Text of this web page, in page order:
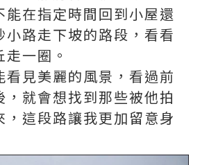
能在指定時間回到小屋還
小路走下坡的路段，看看
一圈。
看見美麗的風景，看過前
，就會想找到那些被他拍
，這段路讓我更加留意身